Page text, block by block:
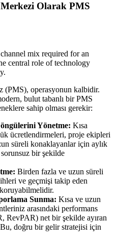
Olarak PMS
mix required for an
central role of technology
(PMS), operasyonun kalbidir.
bulut tabanlı bir PMS
sahip olması gerekir:
Yönetme: Kısa
ücretlendirmeleri, proje ekipleri
süreli konaklayanlar için aylık
bir şekilde
Birden fazla ve uzun süreli
ve geçmişi takip eden
Sunma: Kısa ve uzun
arasındaki performans
net bir şekilde ayıran
doğru bir gelir stratejisi için